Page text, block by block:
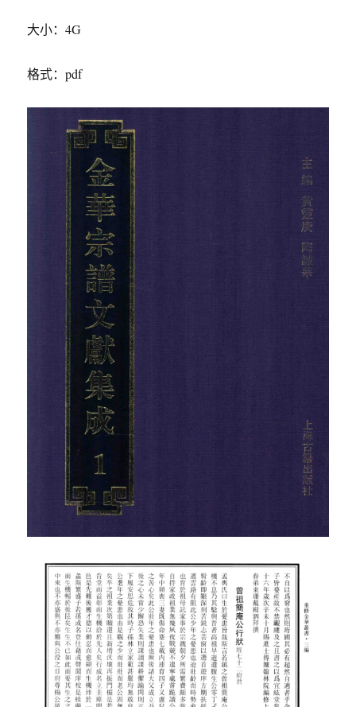
大小：4G
格式：pdf